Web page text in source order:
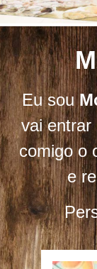
Eu sou
vai entrar
comigo o
e